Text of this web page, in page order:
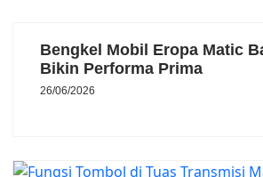
Bengkel Mobil Eropa Matic
Bikin Performa Prima
26/06/2026